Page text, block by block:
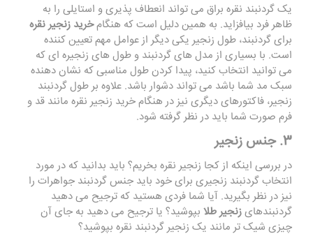
یک گردنبند نقره براق می تواند انعطاف پذیری و استایلی را به
ظاهر فرد بیافزاید. به همین دلیل است که هنگامخرید زنجیر نقره
برای گردنبند، طول زنجیر یکی دیگر از عوامل مهم تعیین کننده
است. با بسیاری از مدل های گردنبند و طول های زنجیره ای که
می توانید انتخاب کنید، پیدا کردن طول مناسبی که نشان دهنده
سبک مد شما باشد می تواند دشوار باشد. علاوه بر طول گردنبند
زنجیر، فاکتورهای دیگری نیز در هنگام خرید زنجیر نقره مانند قد و
فرم صورت شما باید در نظر گرفته شود.
3. جنس زنجیر
در بررسی اینکه از کجا زنجیر نقره بخریم؟ باید بدانید که در مورد
انتخاب گردنبند زنجیری برای خود باید جنس گردنبند جواهرات را
نیز در نظر بگیرید. آیا شما فردی هستید که ترجیح می دهید
گردنبندهایزنجیر طلا بپوشید؟ یا ترجیح می دهید به جای آن
چیزی شیک تر مانند یک زنجیر گردنبند نقره بپوشید؟